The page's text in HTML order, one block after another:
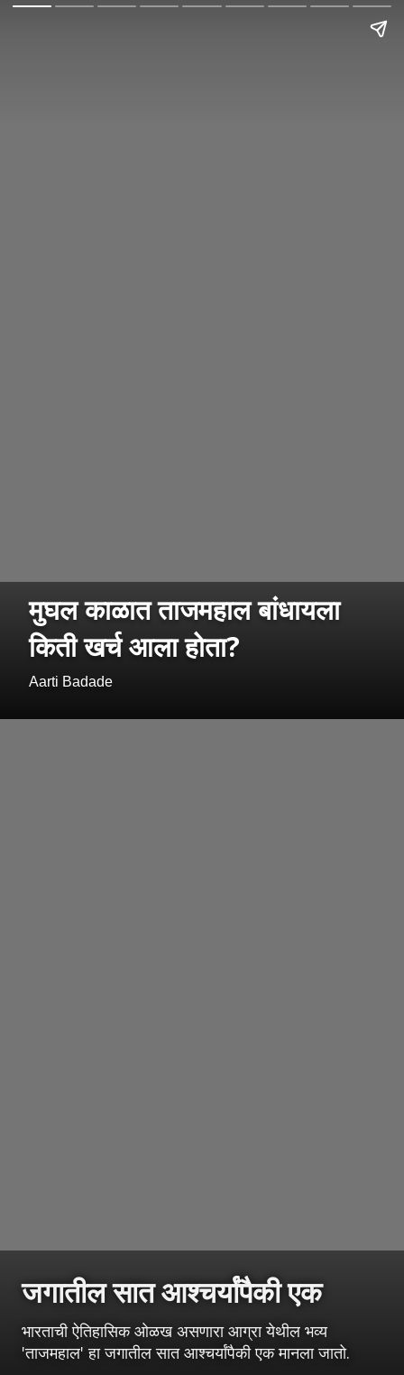
मुघल काळात ताजमहाल बांधायला
किती खर्च आला होता?
Aarti Badade
जगातील सात आश्चर्यांपैकी एक
भारताची ऐतिहासिक ओळख असणारा आग्रा येथील भव्य
'ताजमहाल' हा जगातील सात आश्चर्यांपैकी एक मानला जातो.